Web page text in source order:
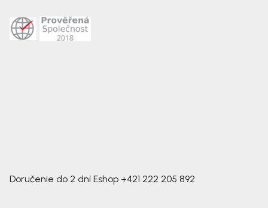
Doručenie do 2 dní Eshop +421 222 205 892